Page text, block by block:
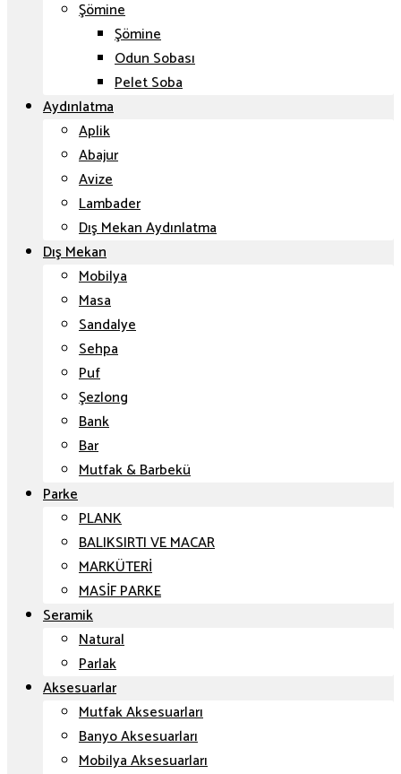
Şömine
Şömine
Odun Sobası
Pelet Soba
Aydınlatma
Aplik
Abajur
Avize
Lambader
Dış Mekan Aydınlatma
Dış Mekan
Mobilya
Masa
Sandalye
Sehpa
Puf
Şezlong
Bank
Bar
Mutfak & Barbekü
Parke
PLANK
BALIKSIRTI VE MACAR
MARKÜTERİ
MASİF PARKE
Seramik
Natural
Parlak
Aksesuarlar
Mutfak Aksesuarları
Banyo Aksesuarları
Mobilya Aksesuarları